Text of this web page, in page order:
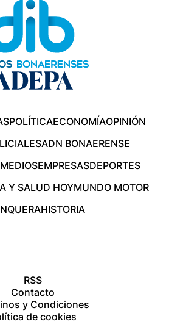
POLÍTICAECONOMÍAOPINIÓN
ADN BONAERENSE
MEDIOSEMPRESASDEPORTES
Y SALUD HOYMUNDO MOTOR
HISTORIA
RSS
Contacto
y Condiciones
de cookies